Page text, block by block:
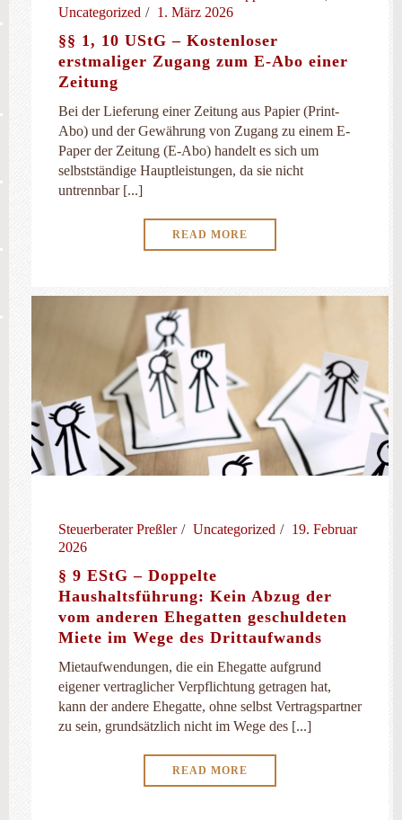
Uncategorized
1. März 2026
§§ 1, 10 UStG – Kostenloser
erstmaliger Zugang zum E-Abo einer
Zeitung
Bei der Lieferung einer Zeitung aus Papier (Print-
Abo) und der Gewährung von Zugang zu einem E-
Paper der Zeitung (E-Abo) handelt es sich um
selbstständige Hauptleistungen, da sie nicht
untrennbar [...]
READ MORE
Steuerberater Preßler Uncategorized
19. Februar
2026
§ 9 EStG – Doppelte
Haushaltsführung: Kein Abzug der
vom anderen Ehegatten geschuldeten
Miete im Wege des Drittaufwands
Mietaufwendungen, die ein Ehegatte aufgrund
eigener vertraglicher Verpflichtung getragen hat,
kann der andere Ehegatte, ohne selbst Vertragspartner
zu sein, grundsätzlich nicht im Wege des [...]
READ MORE